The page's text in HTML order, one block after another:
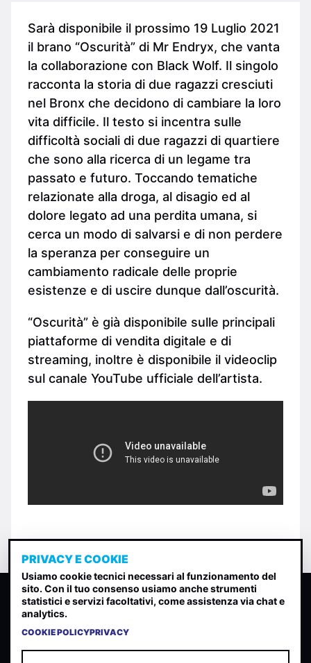
Sarà disponibile il prossimo 19 Luglio 2021
il brano “Oscurità” di Mr Endryx, che vanta
la collaborazione con Black Wolf. Il singolo
racconta la storia di due ragazzi cresciuti
nel Bronx che decidono di cambiare la loro
vita difficile. Il testo si incentra sulle
difficoltà sociali di due ragazzi di quartiere
che sono alla ricerca di un legame tra
passato e futuro. Toccando tematiche
relazionate alla droga, al disagio ed al
dolore legato ad una perdita umana, si
cerca un modo di salvarsi e di non perdere
la speranza per conseguire un
cambiamento radicale delle proprie
esistenze e di uscire dunque dall’oscurità.
“Oscurità” è già disponibile sulle principali
piattaforme di vendita digitale e di
streaming, inoltre è disponibile il videoclip
sul canale YouTube ufficiale dell’artista.
CLASSIFICA INDIE
Classifica per indice di gradimento generata dall analisi di
PRIVACY E COOKIE
Usiamo cookie tecnici necessari al funzionamento del
sito. Con il tuo consenso usiamo anche strumenti
statistici e servizi facoltativi, come assistenza via chat e
analytics.
COOKIE POLICYPRIVACY